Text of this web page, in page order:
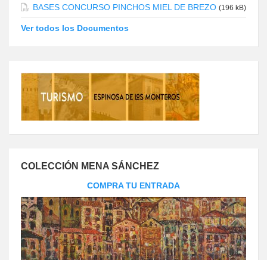
BASES CONCURSO PINCHOS MIEL DE BREZO (196 kB)
Ver todos los Documentos
COLECCIÓN MENA SÁNCHEZ
COMPRA TU ENTRADA